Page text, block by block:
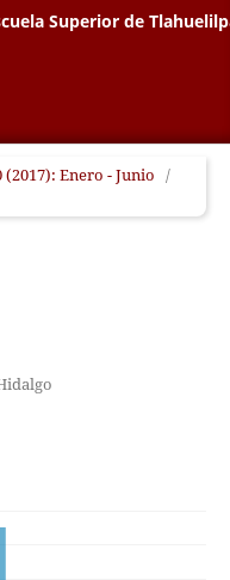
Superior de
(2017): Enero - Junio /